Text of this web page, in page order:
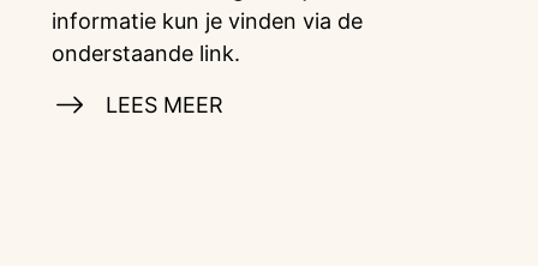
informatie kun je vinden via de
onderstaande link.
LEES MEER